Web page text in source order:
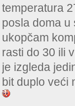
temperatura
posla doma u
ukopčam
rasti do 30 ili
je izgleda
bit duplo veći